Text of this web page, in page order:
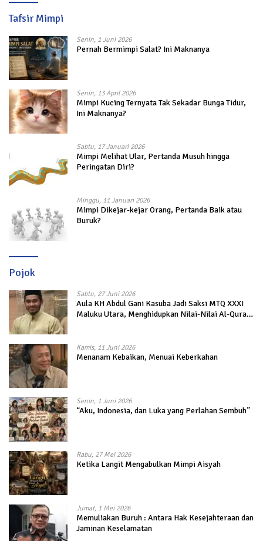
Tafsir Mimpi
Senin, 1 Juni 2026
Pernah Bermimpi Salat? Ini Maknanya
Senin, 13 April 2026
Mimpi Kucing Ternyata Tak Sekadar Bunga Tidur,
Ini Maknanya?
Sabtu, 17 Januari 2026
Mimpi Melihat Ular, Pertanda Musuh hingga
Peringatan Diri?
Minggu, 11 Januari 2026
Mimpi Dikejar-kejar Orang, Pertanda Baik atau
Buruk?
Pojok
Sabtu, 27 Juni 2026
Aula KH Abdul Gani Kasuba Jadi Saksi MTQ XXXI
Maluku Utara, Menghidupkan Nilai-Nilai Al-Quran
Kamis, 11 Juni 2026
Menanam Kebaikan, Menuai Keberkahan
Senin, 1 Juni 2026
“Aku, Indonesia, dan Luka yang Perlahan Sembuh”
Rabu, 27 Mei 2026
Ketika Langit Mengabulkan Mimpi Aisyah
Jumat, 1 Mei 2026
Memuliakan Buruh : Antara Hak Kesejahteraan dan
Jaminan Keselamatan